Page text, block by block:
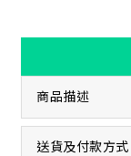
商品描述
送貨及付款方式